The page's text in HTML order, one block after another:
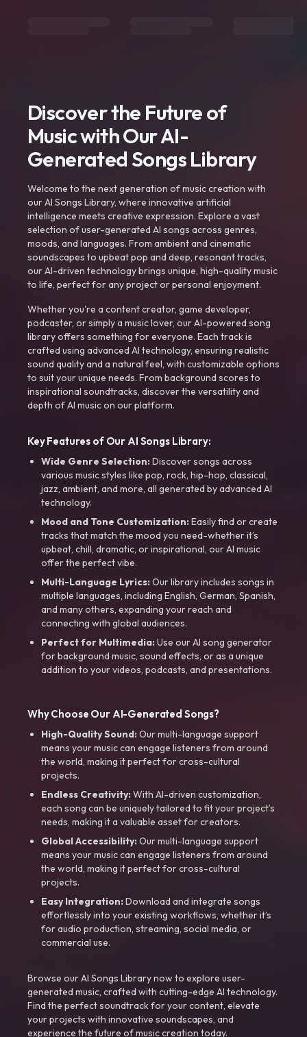
Discover the Future of
Music with Our AI-
Generated Songs Library
Welcome to the next generation of music creation with
our AI Songs Library, where innovative artificial
intelligence meets creative expression. Explore a vast
selection of user-generated AI songs across genres,
moods, and languages. From ambient and cinematic
soundscapes to upbeat pop and deep, resonant tracks,
our AI-driven technology brings unique, high-quality music
to life, perfect for any project or personal enjoyment.
Whether you're a content creator, game developer,
podcaster, or simply a music lover, our AI-powered song
library offers something for everyone. Each track is
crafted using advanced AI technology, ensuring realistic
sound quality and a natural feel, with customizable options
to suit your unique needs. From background scores to
inspirational soundtracks, discover the versatility and
depth of AI music on our platform.
Key Features of Our AI Songs Library:
Wide Genre Selection:Discover songs across
various music styles like pop, rock, hip-hop, classical,
jazz, ambient, and more, all generated by advanced AI
technology.
Mood and Tone Customization:Easily find or create
tracks that match the mood you need-whether it’s
upbeat, chill, dramatic, or inspirational, our AI music
offer the perfect vibe.
Multi-Language Lyrics:Our library includes songs in
multiple languages, including English, German, Spanish,
and many others, expanding your reach and
connecting with global audiences.
Perfect for Multimedia:Use our AI song generator
for background music, sound effects, or as a unique
addition to your videos, podcasts, and presentations.
Why Choose Our AI-Generated Songs?
High-Quality Sound:Our multi-language support
means your music can engage listeners from around
the world, making it perfect for cross-cultural
projects.
Endless Creativity:With AI-driven customization,
each song can be uniquely tailored to fit your project’s
needs, making it a valuable asset for creators.
Global Accessibility:Our multi-language support
means your music can engage listeners from around
the world, making it perfect for cross-cultural
projects.
Easy Integration:Download and integrate songs
effortlessly into your existing workflows, whether it’s
for audio production, streaming, social media, or
commercial use.
Browse our AI Songs Library now to explore user-
generated music, crafted with cutting-edge AI technology.
Find the perfect soundtrack for your content, elevate
your projects with innovative soundscapes, and
experience the future of music creation today.